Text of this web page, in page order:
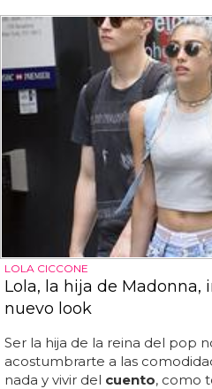
LOLA CICCONE
Lola, la hija de Madonna,
nuevo look
Ser la hija de la reina del pop
acostumbrarte a las
nada y vivir del cuento, como